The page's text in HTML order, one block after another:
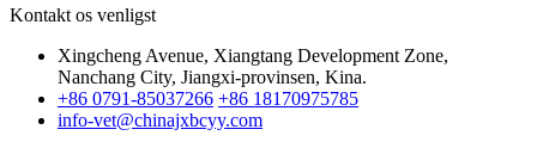
Kontakt os venligst
Xingcheng Avenue, Xiangtang Development Zone,
Nanchang City, Jiangxi-provinsen, Kina.
+86 0791-85037266 +86 18170975785
info-vet@chinajxbcyy.com